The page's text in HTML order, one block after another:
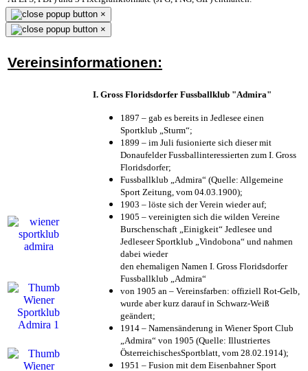
×
×
Vereinsinformationen:
I. Gross Floridsdorfer Fussballklub "Admira"
1897 – gab es bereits in Jedlesee einen
Sportklub „Sturm“;
1899 – im Juli fusionierte sich dieser mit
Donaufelder Fussballinteressierten zum I. Gross
Floridsdorfer;
Fussballklub „Admira“ (Quelle: Allgemeine
Sport Zeitung, vom 04.03.1900);
1903 – löste sich der Verein wieder auf;
1905 – vereinigten sich die wilden Vereine
Burschenschaft „Einigkeit“ Jedlesee und
Jedleseer Sportklub „Vindobona“ und nahmen
dabei wieder
den ehemaligen Namen I. Gross Floridsdorfer
Fussballklub „Admira“
von 1905 an – Vereinsfarben: offiziell Rot-Gelb,
wurde aber kurz darauf in Schwarz-Weiß
geändert;
1914 – Namensänderung in Wiener Sport Club
„Admira“ von 1905 (Quelle: Illustriertes
ÖsterreichischesSportblatt, vom 28.02.1914);
1951 – Fusion mit dem Eisenbahner Sport